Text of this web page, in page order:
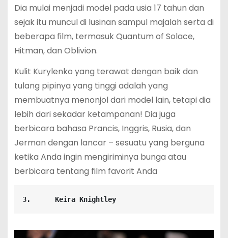
Dia mulai menjadi model pada usia 17 tahun dan
sejak itu muncul di lusinan sampul majalah serta di
beberapa film, termasuk Quantum of Solace,
Hitman, dan Oblivion.
Kulit Kurylenko yang terawat dengan baik dan
tulang pipinya yang tinggi adalah yang
membuatnya menonjol dari model lain, tetapi dia
lebih dari sekadar ketampanan! Dia juga
berbicara bahasa Prancis, Inggris, Rusia, dan
Jerman dengan lancar – sesuatu yang berguna
ketika Anda ingin mengiriminya bunga atau
berbicara tentang film favorit Anda
3.      Keira Knightley